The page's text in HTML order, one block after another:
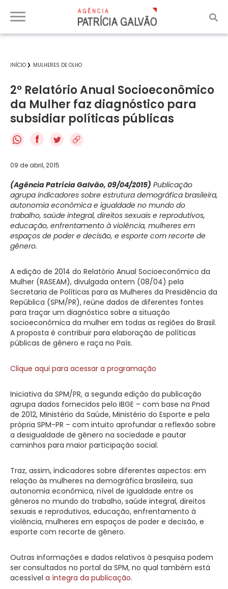
INÍCIO MULHERES DE OLHO
2º Relatório Anual Socioeconômico
da Mulher faz diagnóstico para
subsidiar políticas públicas
f
09 de abril, 2015
(Agência Patrícia Galvão, 09/04/2015) Publicação
agrupa indicadores sobre estrutura demográfica brasileira,
autonomia econômica e igualdade no mundo do
trabalho, saúde integral, direitos sexuais e reprodutivos,
educação, enfrentamento à violência, mulheres em
espaços de poder e decisão, e esporte com recorte de
gênero.
A edição de 2014 do Relatório Anual Socioeconômico da
Mulher (RASEAM), divulgada ontem (08/04) pela
Secretaria de Políticas para as Mulheres da Presidência da
República (SPM/PR), reúne dados de diferentes fontes
para traçar um diagnóstico sobre a situação
socioeconômica da mulher em todas as regiões do Brasil.
A proposta é contribuir para elaboração de políticas
públicas de gênero e raça no País.
Clique aqui para acessar a programação
Iniciativa da SPM/PR, a segunda edição da publicação
agrupa dados fornecidos pelo IBGE – com base na Pnad
de 2012, Ministério da Saúde, Ministério do Esporte e pela
própria SPM-PR – com intuito aprofundar a reflexão sobre
a desigualdade de gênero na sociedade e pautar
caminhos para maior participação social.
Traz, assim, indicadores sobre diferentes aspectos: em
relação às mulheres na demográfica brasileira, sua
autonomia econômica, nível de igualdade entre os
gêneros no mundo do trabalho, saúde integral, direitos
sexuais e reprodutivos, educação, enfrentamento à
violência, mulheres em espaços de poder e decisão, e
esporte com recorte de gênero.
Outras informações e dados relativos à pesquisa podem
ser consultados no portal da SPM, no qual também está
acessível a íntegra da publicação.